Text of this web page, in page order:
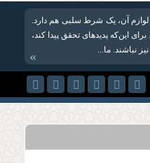
لوازم آن، یک شرط سلبی هم دارد.
این‌که پدیدهای تحقق پیدا کند،
نباشند. ما...
»